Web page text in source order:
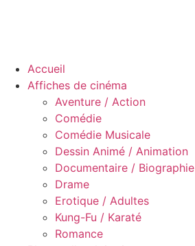
Accueil
Affiches de cinéma
Aventure / Action
Comédie
Comédie Musicale
Dessin Animé / Animation
Documentaire / Biographie
Drame
Erotique / Adultes
Kung-Fu / Karaté
Romance